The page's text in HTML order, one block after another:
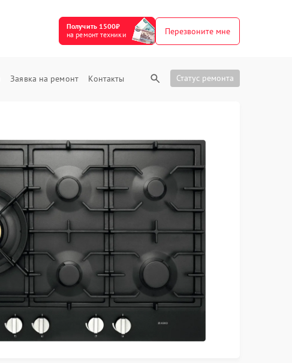
Получить 1500₽
на ремонт техники
Перезвоните мне
Заявка на ремонт Контакты Статус ремонта